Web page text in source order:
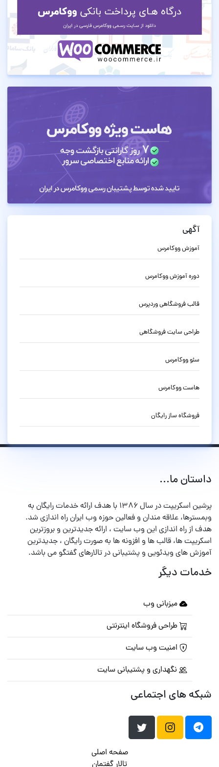
آگهی
آموزش ووکامرس
دوره آموزش ووکامرس
قالب فروشگاهی وردپرس
طراحی سایت فروشگاهی
سئو ووکامرس
هاست ووکامرس
فروشگاه ساز رایگان
داستان ما...
پرشین اسکریپت در سال ۱۳۸۶ با هدف ارائه خدمات رایگان به
وبمسترها، علاقه مندان و فعالین حوزه وب ایران راه اندازی شد.
هدف از راه اندازی این وب سایت ، ارائه جدیدترین و بروزترین
اسکریپت ها، قالب ها و افزونه ها به صورت رایگان ، جدیدترین
آموزش های ویدئویی و پشتیبانی در تالارهای گفتگو می باشد.
خدمات دیگر
میزبانی وب
طراحی فروشگاه اینترنتی
امنیت وب سایت
نگهداری و پشتیبانی سایت
شبکه های اجتماعی
صفحه اصلی
تالار گفتمان